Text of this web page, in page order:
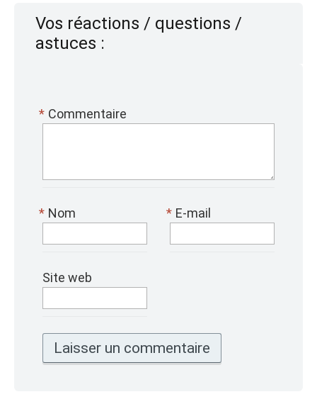
Vos réactions / questions /
astuces :
Commentaire
*
Nom
* E-mail
*
Site web